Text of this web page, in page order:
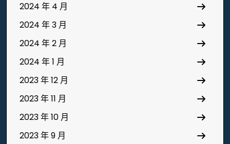
2024 年 4 月
2024 年 3 月
2024 年 2 月
2024 年 1 月
2023 年 12 月
2023 年 11 月
2023 年 10 月
2023 年 9 月